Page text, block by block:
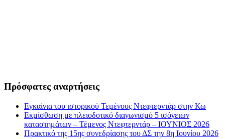
Πρόσφατες αναρτήσεις
Εγκαίνια του ιστορικού Τεμένους Ντεφτερντάρ στην Κω
Εκμίσθωση με πλειοδοτικό διαγωνισμό 5 ισόγειων
καταστημάτων – Τέμενος Ντεφτερντάρ – ΙΟΥΝΙΟΣ 2026
Πρακτικό της 15ης συνεδρίασης του ΔΣ την 8η Ιουνίου 2026